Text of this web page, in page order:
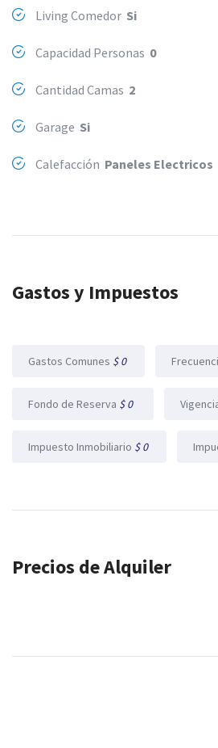
Living Comedor Si
Capacidad Personas 0
Cantidad Camas 2
Garage Si
Calefacción Paneles Electricos
Gastos y Impuestos
Gastos Comunes $ 0
Fondo de Reserva $ 0
Impuesto Inmobiliario $ 0
Precios de Alquiler